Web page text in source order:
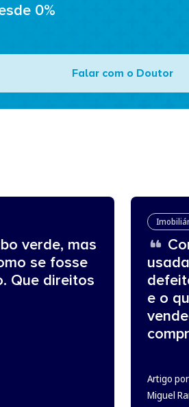
0%
Falar com o Doutor
verde, mas
se fosse
Que direitos
e o
Artigo
Miguel